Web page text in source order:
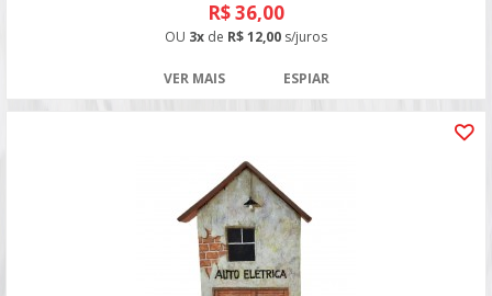
R$ 36,00
OU 3x de R$ 12,00 s/juros
VER MAIS ESPIAR